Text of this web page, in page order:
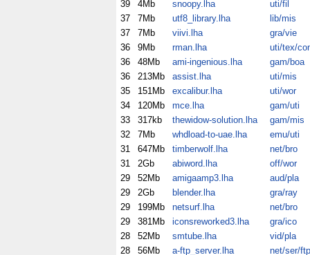
39
4Mb snoopy.lha
uti/fil
37
7Mb utf8_library.lha
lib/mis
37
7Mb viivi.lha
gra/vie
36
9Mb rman.lha
uti/tex/
36
48Mb ami-ingenious.lha
gam/boa
36
213Mb assist.lha
uti/mis
35
151Mb excalibur.lha
uti/wor
34
120Mb mce.lha
gam/uti
33
317kb thewidow-solution.lha
gam/mis
32
7Mb whdload-to-uae.lha
emu/uti
31
647Mb timberwolf.lha
net/bro
31
2Gb abiword.lha
off/wor
29
52Mb amigaamp3.lha
aud/pla
29
2Gb blender.lha
gra/ray
29
199Mb netsurf.lha
net/bro
29
381Mb iconsreworked3.lha
gra/ico
28
52Mb smtube.lha
vid/pla
28
56Mb a-ftp_server.lha
net/ser/ftp